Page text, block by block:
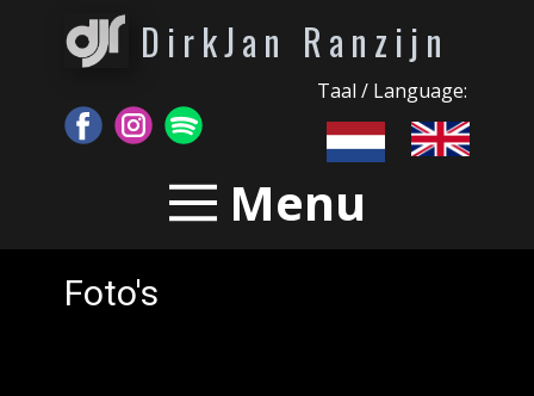
DirkJan Ranzijn
Taal / Language:
Menu
Foto's